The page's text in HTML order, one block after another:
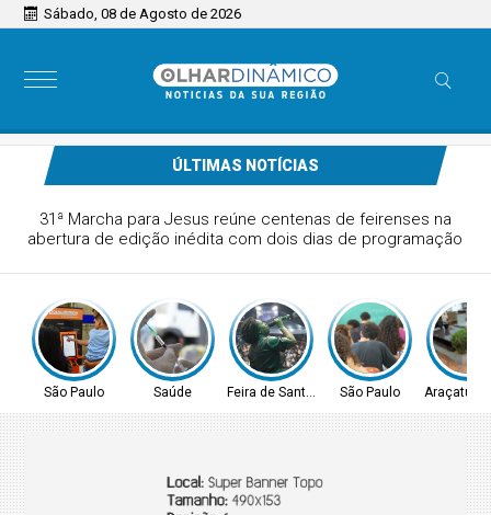
Sábado, 08 de Agosto de 2026
ÚLTIMAS NOTÍCIAS
31ª Marcha para Jesus reúne centenas de feirenses na
abertura de edição inédita com dois dias de programação
São Paulo Saúde Feira de Santana-BASão Paulo Araçatuba